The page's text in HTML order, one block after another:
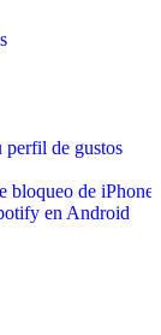
perfil de gustos
bloqueo de iPhone
en Android